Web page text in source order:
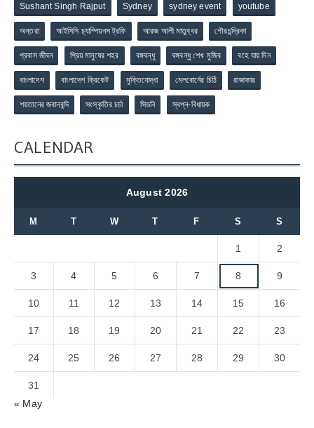
Sushant Singh Rajput Sydney sydney event youtube
অন্তরা আইসিসি চ্যাম্পিয়নস ট্রফি আরজ আলী মাতুব্বর গৌরচন্দ্রিকা
প্রবাস জীবন প্রিয় মানুষের শহর বঙ্গবন্ধু বঙ্গবন্ধু শেখ মুজিব বহে যায় দিন
বাংলাদেশ বাংলাদেশ ক্রিকেট মুক্তিযোদ্ধা মেলবোর্নের চিঠি রাজাকার
শয়তানের জবানবন্দি সংস্কৃতির চর্চা সিডনি স্বপ্ন-বিধায়ক
CALENDAR
August 2026
M T W T F S S
1 2
3 4 5 6 7 8 9
10 11 12 13 14 15 16
17 18 19 20 21 22 23
24 25 26 27 28 29 30
31
« May